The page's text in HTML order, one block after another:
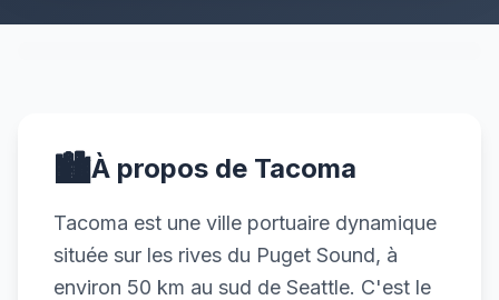
🏙️À propos de Tacoma
Tacoma est une ville portuaire dynamique
située sur les rives du Puget Sound, à
environ 50 km au sud de Seattle. C'est le